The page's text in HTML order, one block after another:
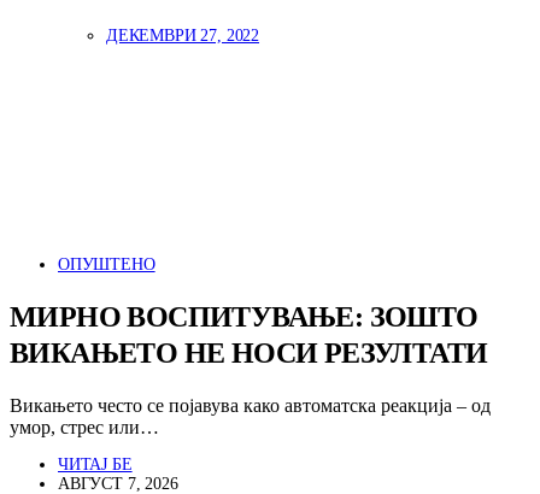
ДЕКЕМВРИ 27, 2022
ОПУШТЕНО
МИРНО ВОСПИТУВАЊЕ: ЗОШТО
ВИКАЊЕТО НЕ НОСИ РЕЗУЛТАТИ
Викањето често се појавува како автоматска реакција – од
умор, стрес или…
ЧИТАЈ БЕ
АВГУСТ 7, 2026